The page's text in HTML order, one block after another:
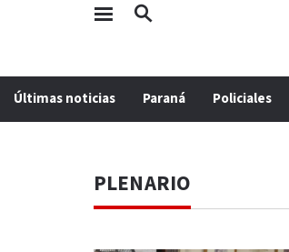
Últimas noticias Paraná Policiales
PLENARIO